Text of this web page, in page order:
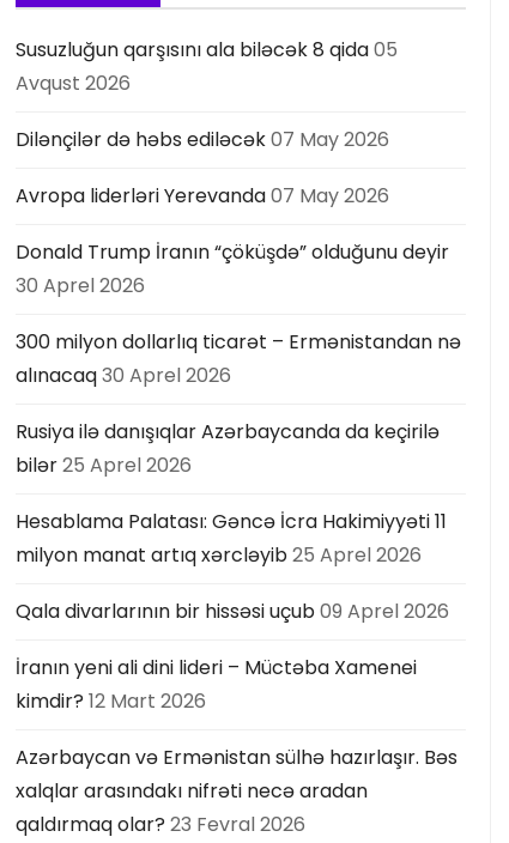
Susuzluğun qarşısını ala biləcək 8 qida05
Avqust 2026
Dilənçilər də həbs ediləcək07 May 2026
Avropa liderləri Yerevanda07 May 2026
Donald Trump İranın “çöküşdə” olduğunu deyir
30 Aprel 2026
300 milyon dollarlıq ticarət – Ermənistandan nə
alınacaq30 Aprel 2026
Rusiya ilə danışıqlar Azərbaycanda da keçirilə
bilər25 Aprel 2026
Hesablama Palatası: Gəncə İcra Hakimiyyəti 11
milyon manat artıq xərcləyib25 Aprel 2026
Qala divarlarının bir hissəsi uçub09 Aprel 2026
İranın yeni ali dini lideri – Müctəba Xamenei
kimdir? 12 Mart 2026
Azərbaycan və Ermənistan sülhə hazırlaşır. Bəs
xalqlar arasındakı nifrəti necə aradan
qaldırmaq olar? 23 Fevral 2026